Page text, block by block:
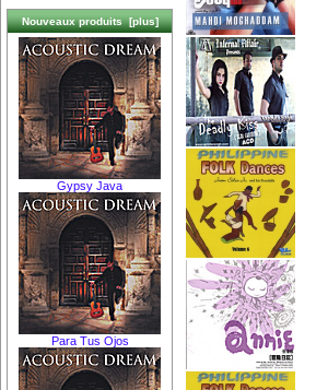
Nouveaux produits [plus]
Gypsy Java
Para Tus Ojos